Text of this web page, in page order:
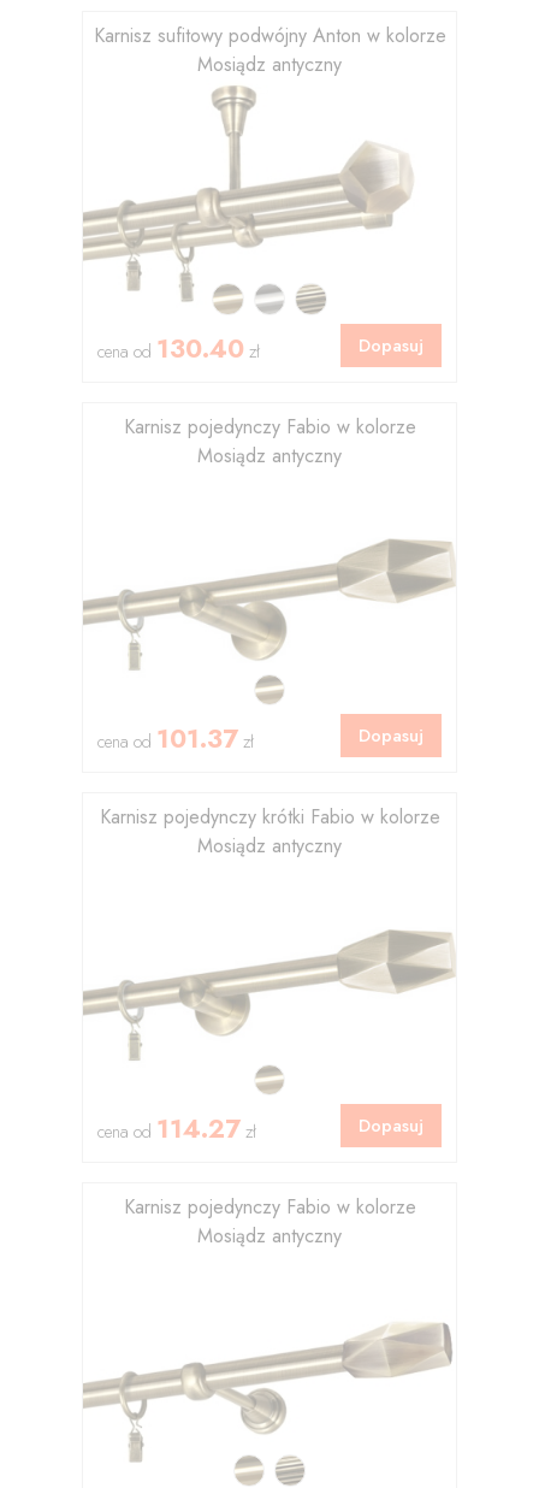
Karnisz sufitowy podwójny Anton w kolorze
Mosiądz antyczny
cena od 130.40 zł Dopasuj
Karnisz pojedynczy Fabio w kolorze
Mosiądz antyczny
cena od 101.37 zł Dopasuj
Karnisz pojedynczy krótki Fabio w kolorze
Mosiądz antyczny
cena od 114.27 zł Dopasuj
Karnisz pojedynczy Fabio w kolorze
Mosiądz antyczny